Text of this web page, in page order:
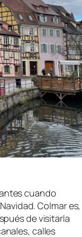
cuando
Colmar es,
de visitarla
calles